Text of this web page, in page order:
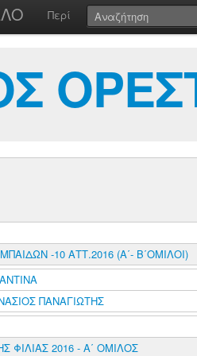
Περί
-10 ΑΤΤ.2016 (Α΄- Β΄ΟΜΙΛΟΙ)
ΠΑΝΑΓΙΩΤΗΣ
ΦΙΛΙΑΣ 2016 - Α΄ ΟΜΙΛΟΣ